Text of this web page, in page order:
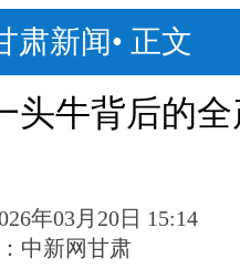
肃新闻• 正文
头牛背后的
年03月20日 15:14
中新网甘肃